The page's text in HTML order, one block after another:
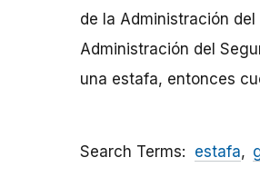
de la Administración
Administración del
una estafa, entonces
Search Terms estafa